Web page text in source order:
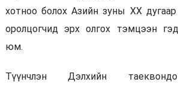
хотноо болох Азийн зуны XX
оролцогчид эрх олгох тэмцээн
юм.
Түүнчлэн Дэлхийн